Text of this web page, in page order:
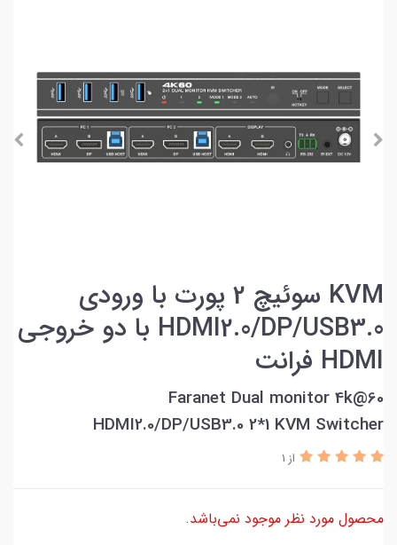
KVM سوئيچ 2 پورت با ورودی
HDMI2.0/DP/USB3.0 با دو خروجي
HDMI فرانت
Faranet Dual monitor 4k@60
HDMI2.0/DP/USB3.0 2*1 KVM Switcher
از 1
محصول مورد نظر موجود نمی‌باشد.